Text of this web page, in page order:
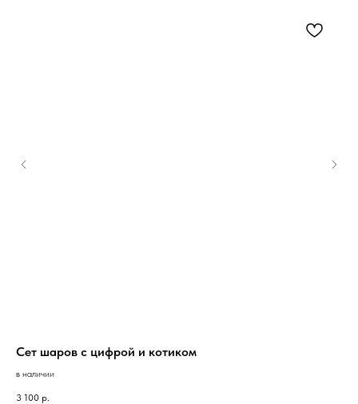
Сет шаров с цифрой и котиком
в наличии
3 100 р.